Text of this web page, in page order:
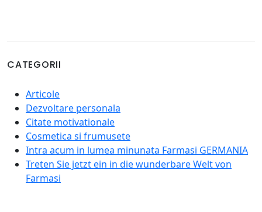
CATEGORII
Articole
Dezvoltare personala
Citate motivationale
Cosmetica si frumusete
Intra acum in lumea minunata Farmasi GERMANIA
Treten Sie jetzt ein in die wunderbare Welt von
Farmasi